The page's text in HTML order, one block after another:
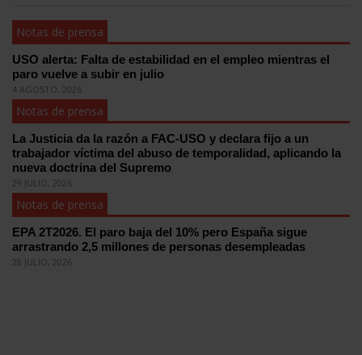
Notas de prensa
USO alerta: Falta de estabilidad en el empleo mientras el
paro vuelve a subir en julio
4 AGOSTO, 2026
Notas de prensa
La Justicia da la razón a FAC-USO y declara fijo a un
trabajador víctima del abuso de temporalidad, aplicando la
nueva doctrina del Supremo
29 JULIO, 2026
Notas de prensa
EPA 2T2026. El paro baja del 10% pero España sigue
arrastrando 2,5 millones de personas desempleadas
28 JULIO, 2026